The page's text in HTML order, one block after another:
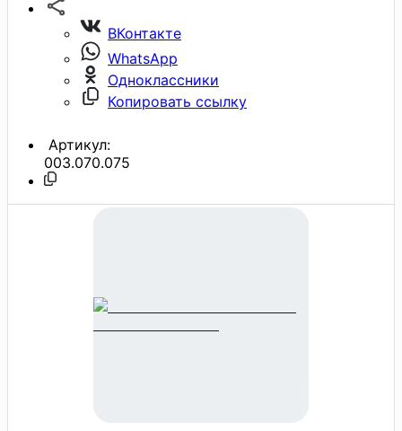
ВКонтакте
WhatsApp
Одноклассники
Копировать ссылку
Артикул:
003.070.075